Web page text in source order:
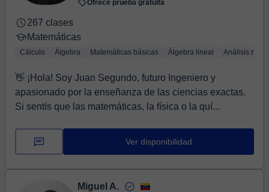
Ofrece prueba gratuita
267 clases
Matemáticas
Cálculo Álgebra Matemáticas básicas Álgebra lineal Análisis
👋 ¡Hola! Soy Juan Segundo, futuro Ingeniero y
apasionado por la enseñanza de las ciencias exactas.
Si sentís que las matemáticas, la física o la quí...
Ver disponibilidad
Miguel A.